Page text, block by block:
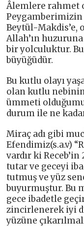
Âlemlere rahmet
Peygamberimizin
Beytül-Makdis’e,
Allah’ın
bir yolculuktur.
büyüğüdür.
Bu kutlu olayı
olan kutlu
ümmeti
durum ile ne
Miraç adı gibi
Efendimiz(s.a.v)
vardır ki
tutar ve geceyi
tutmuş ve yüz
buyurmuştur. Bu
gece ibadetle
zincirlenerek iyi
yüzüne